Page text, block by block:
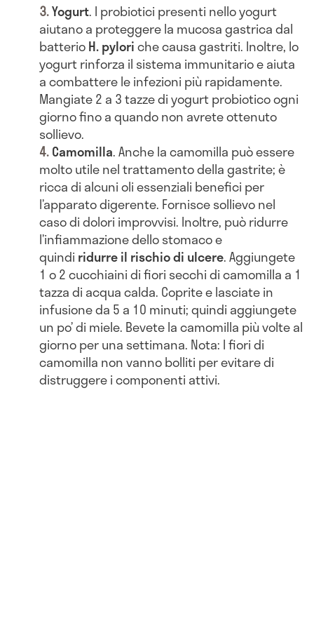
Yogurt. I probiotici presenti nello yogurt
aiutano a proteggere la mucosa gastrica dal
batterioH. pyloriche causa gastriti. Inoltre, lo
yogurt rinforza il sistema immunitario e aiuta
a combattere le infezioni più rapidamente.
Mangiate 2 a 3 tazze di yogurt probiotico ogni
giorno fino a quando non avrete ottenuto
sollievo.
Camomilla. Anche la camomilla può essere
molto utile nel trattamento della gastrite; è
ricca di alcuni oli essenziali benefici per
l’apparato digerente. Fornisce sollievo nel
caso di dolori improvvisi. Inoltre, può ridurre
l’infiammazione dello stomaco e
quindi ridurre il rischio di ulcere. Aggiungete
1 o 2 cucchiaini di fiori secchi di camomilla a 1
tazza di acqua calda. Coprite e lasciate in
infusione da 5 a 10 minuti; quindi aggiungete
un po’ di miele. Bevete la camomilla più volte al
giorno per una settimana. Nota: I fiori di
camomilla non vanno bolliti per evitare di
distruggere i componenti attivi.